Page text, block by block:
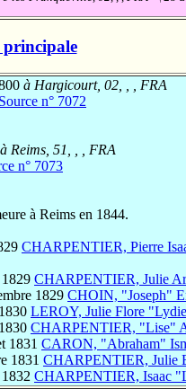
principale
à Hargicourt, 02, , , FRA
Source n° 7072
à Reims, 51, , , FRA
n° 7073
à Reims en 1844.
CHARPENTIER, Pierre
CHARPENTIER, Julie
1829 CHOIN, "Joseph"
LEROY, Julie Flore
CHARPENTIER, "Lise"
1831 CARON, "Abraham"
1831 CHARPENTIER, Julie
CHARPENTIER, Isaac